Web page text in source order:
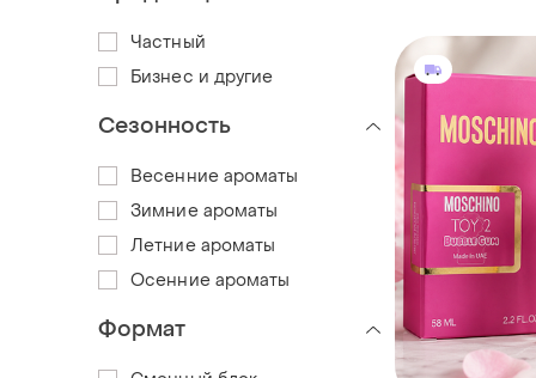
Частный
Бизнес и другие
Сезонность
Весенние ароматы
Зимние ароматы
Летние ароматы
Осенние ароматы
Формат